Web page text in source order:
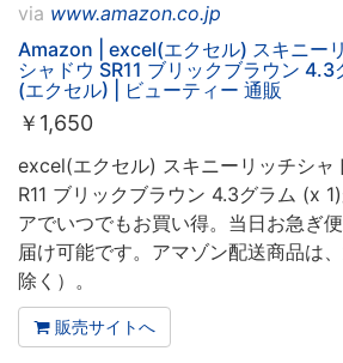
via www.amazon.co.jp
Amazon | excel(エクセル) スキニー
シャドウ SR11 ブリックブラウン
(エクセル) | ビューティー 通販
￥ 1,650
excel(エクセル) スキニーリッチシャ
R11 ブリックブラウン 4.3グラム (x
アでいつでもお買い得。当日お急ぎ
届け可能です。アマゾン配送商品は
除く）。
販売サイトへ